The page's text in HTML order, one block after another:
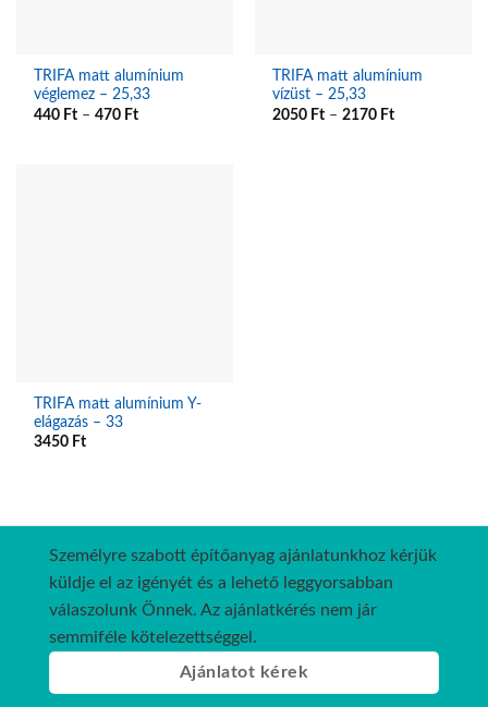
TRIFA matt alumínium
véglemez – 25,33
440 Ft –470 Ft
TRIFA matt alumínium
vízüst – 25,33
2050 Ft –2170 Ft
TRIFA matt alumínium Y-
elágazás – 33
3450 Ft
Személyre szabott építőanyag ajánlatunkhoz kérjük
küldje el az igényét és a lehető leggyorsabban
válaszolunk Önnek. Az ajánlatkérés nem jár
semmiféle kötelezettséggel.
Ajánlatot kérek